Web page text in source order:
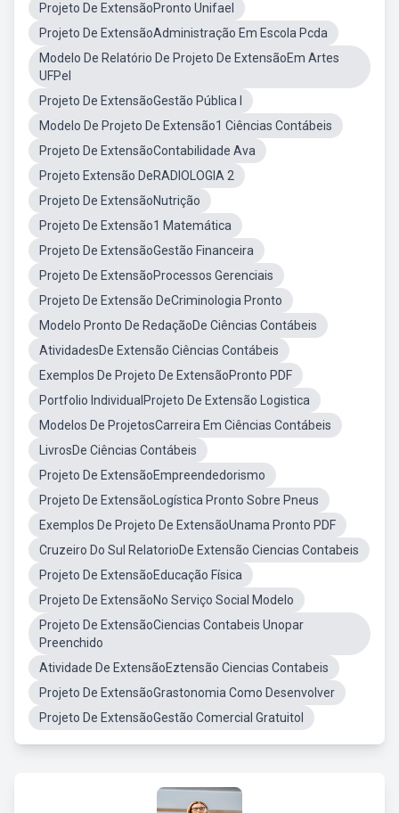
Projeto De ExtensãoPronto Unifael
Projeto De ExtensãoAdministração Em Escola Pcda
Modelo De Relatório De Projeto De ExtensãoEm Artes
UFPel
Projeto De ExtensãoGestão Pública I
Modelo De Projeto De Extensão1 Ciências Contábeis
Projeto De ExtensãoContabilidade Ava
Projeto Extensão DeRADIOLOGIA 2
Projeto De ExtensãoNutrição
Projeto De Extensão1 Matemática
Projeto De ExtensãoGestão Financeira
Projeto De ExtensãoProcessos Gerenciais
Projeto De Extensão DeCriminologia Pronto
Modelo Pronto De RedaçãoDe Ciências Contábeis
AtividadesDe Extensão Ciências Contábeis
Exemplos De Projeto De ExtensãoPronto PDF
Portfolio IndividualProjeto De Extensão Logistica
Modelos De ProjetosCarreira Em Ciências Contábeis
LivrosDe Ciências Contábeis
Projeto De ExtensãoEmpreendedorismo
Projeto De ExtensãoLogística Pronto Sobre Pneus
Exemplos De Projeto De ExtensãoUnama Pronto PDF
Cruzeiro Do Sul RelatorioDe Extensão Ciencias Contabeis
Projeto De ExtensãoEducação Física
Projeto De ExtensãoNo Serviço Social Modelo
Projeto De ExtensãoCiencias Contabeis Unopar
Preenchido
Atividade De ExtensãoEztensão Ciencias Contabeis
Projeto De ExtensãoGrastonomia Como Desenvolver
Projeto De ExtensãoGestão Comercial Gratuitol